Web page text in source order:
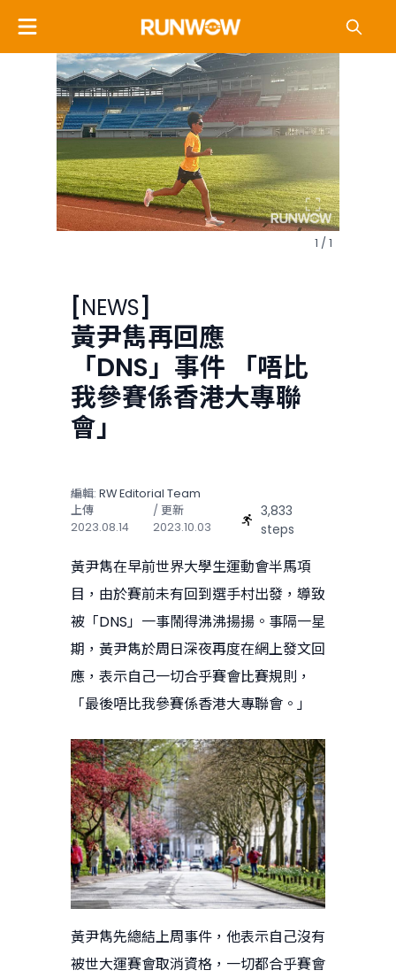
1 / 1
[NEWS]
黃尹雋再回應
「DNS」事件 「唔比
我參賽係香港大專聯
會」
編輯: RW Editorial Team
上傳
2023.08.14
/ 更新
2023.10.03
3,833
steps
黃尹雋在早前世界大學生運動會半馬項
目，由於賽前未有回到選手村出發，導致
被「DNS」一事鬧得沸沸揚揚。事隔一星
期，黃尹雋於周日深夜再度在網上發文回
應，表示自己一切合乎賽會比賽規則，
「最後唔比我參賽係香港大專聯會。」
黃尹雋先總結上周事件，他表示自己沒有
被世大運賽會取消資格，一切都合乎賽會